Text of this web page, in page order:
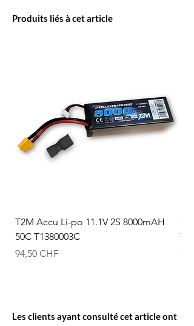
Produits liés à cet article
T2M Accu Li-po 11.1V 2S 8000mAH
50C T1380003C
Prix
94,50 CHF
Prix
Les clients ayant consulté cet article ont